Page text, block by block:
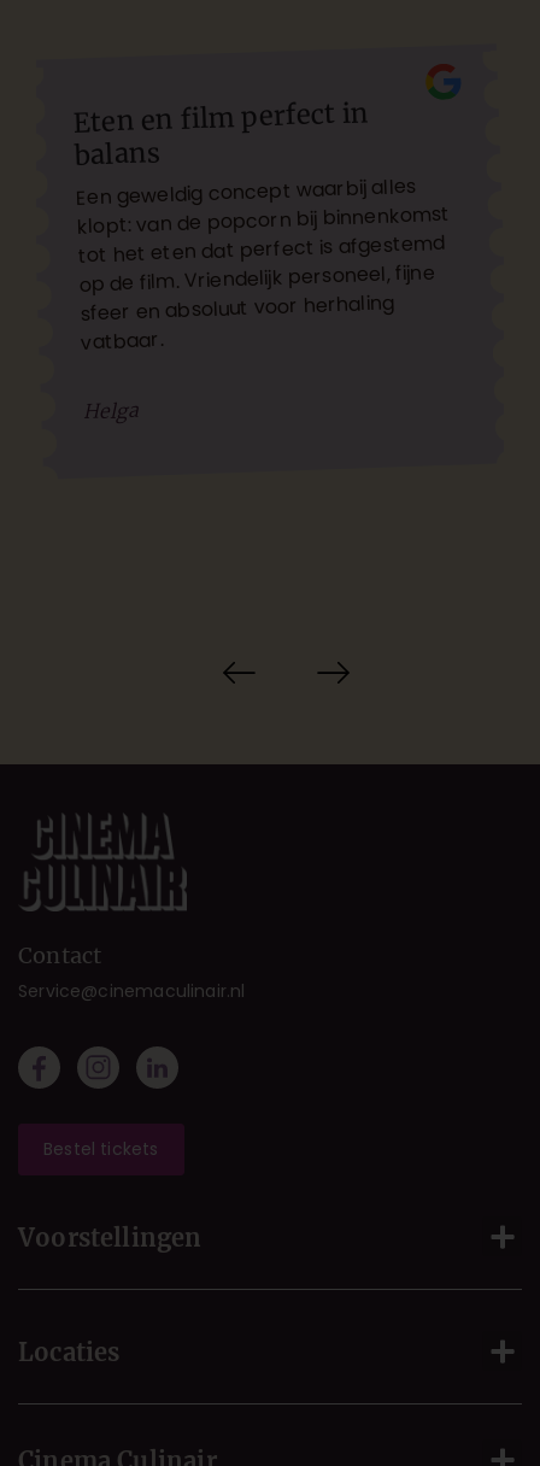
Eten en film perfect in
balans
Een geweldig concept waarbij alles
klopt: van de popcorn bij binnenkomst
tot het eten dat perfect is afgestemd
op de film. Vriendelijk personeel, fijne
sfeer en absoluut voor herhaling
vatbaar.
Helga
Contact
Service@cinemaculinair.nl
Bestel tickets
Voorstellingen
Locaties